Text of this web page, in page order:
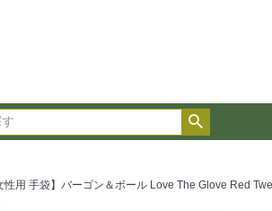
てに該当する品種のみ検索結果に表示されま
ブランドなどは1つずつ選択してください。
性用 手袋】バーゴン＆ボール Love The Glove Red